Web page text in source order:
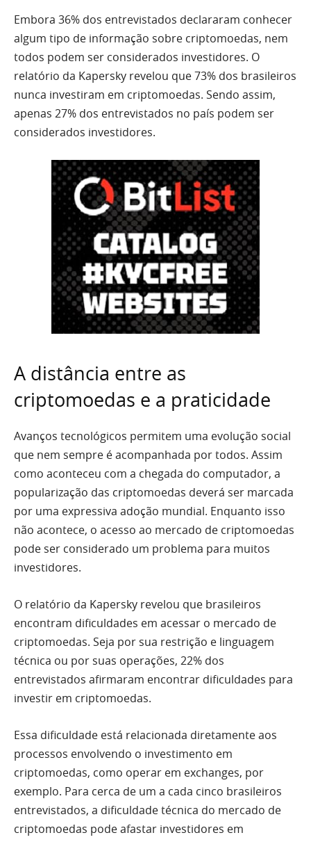
Embora 36% dos entrevistados declararam conhecer
algum tipo de informação sobre criptomoedas, nem
todos podem ser considerados investidores. O
relatório da Kapersky revelou que 73% dos brasileiros
nunca investiram em criptomoedas. Sendo assim,
apenas 27% dos entrevistados no país podem ser
considerados investidores.
A distância entre as
criptomoedas e a praticidade
Avanços tecnológicos permitem uma evolução social
que nem sempre é acompanhada por todos. Assim
como aconteceu com a chegada do computador, a
popularização das criptomoedas deverá ser marcada
por uma expressiva adoção mundial. Enquanto isso
não acontece, o acesso ao mercado de criptomoedas
pode ser considerado um problema para muitos
investidores.
O relatório da Kapersky revelou que brasileiros
encontram dificuldades em acessar o mercado de
criptomoedas. Seja por sua restrição e linguagem
técnica ou por suas operações, 22% dos
entrevistados afirmaram encontrar dificuldades para
investir em criptomoedas.
Essa dificuldade está relacionada diretamente aos
processos envolvendo o investimento em
criptomoedas, como operar em exchanges, por
exemplo. Para cerca de um a cada cinco brasileiros
entrevistados, a dificuldade técnica do mercado de
criptomoedas pode afastar investidores em